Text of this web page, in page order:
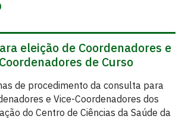
eleição de Coordenadores e
de Curso
de procedimento da consulta para
e Vice-Coordenadores dos
do Centro de Ciências da Saúde da